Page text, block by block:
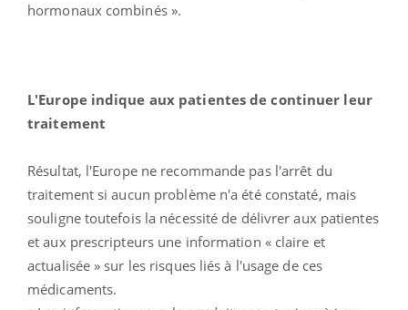
hormonaux combinés ».
L'Europe indique aux patientes de continuer leur
traitement
Résultat, l'Europe ne recommande pas l'arrêt du
traitement si aucun problème n'a été constaté, mais
souligne toutefois la nécessité de délivrer aux patientes
et aux prescripteurs une information « claire et
actualisée » sur les risques liés à l'usage de ces
médicaments.